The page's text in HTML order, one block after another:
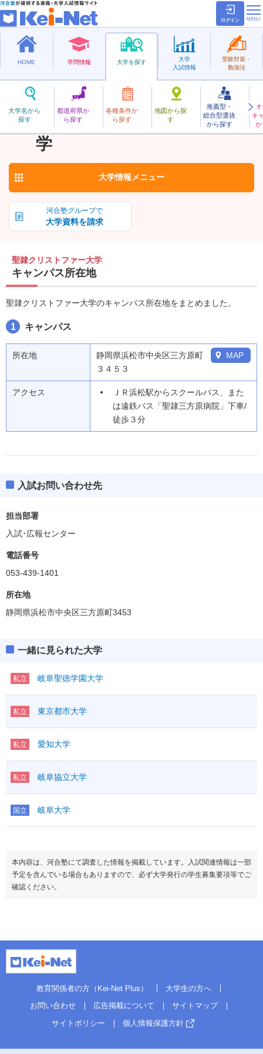
ログイン
HOME 学問情報 大学を探す
大学名から
探す
都道府県か
ら探す
各種条件か
ら探す
地図から探
す
推薦型・
総合型選抜
から探す
キ
か
大学
入試情報
受験対策・
勉強法
私立
せいれいくりすとふぁー
聖隷クリストファー大
学
お気に入り
河合塾グループで
大学資料を請求
大学情報 メニュー
聖隷クリストファー大学
キャンパス所在地
聖隷クリストファー大学のキャンパス所在地をまとめました。
1 キャンパス
所在地
静岡県浜松市中央区三方原町
３４５３
MAP
アクセス
ＪＲ浜松駅からスクールバス、また
は遠鉄バス「聖隷三方原病院」下車/
徒歩３分
入試お問い合わせ先
担当部署
入試･広報センター
電話番号
053-439-1401
所在地
静岡県浜松市中央区三方原町3453
一緒に見られた大学
私立 岐阜聖徳学園大学
私立 東京都市大学
私立 愛知大学
私立 岐阜協立大学
国立 岐阜大学
本内容は、河合塾にて調査した情報を掲載しています。入試関連情報は一部
予定を含んでいる場合もありますので、必ず大学発行の学生募集要項等でご
確認ください。
教育関係者の方（Kei-Net Plus）
大学生の方へ
お問い合わせ
広告掲載について
サイトマップ
サイトポリシー
個人情報保護方針